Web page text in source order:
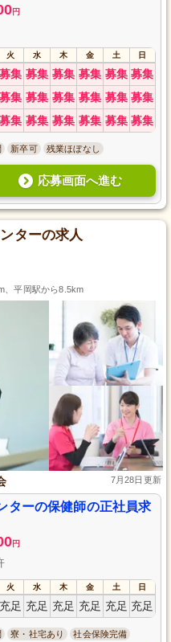
円
火 水 木 金 土 日
募集 募集 募集 募集 募集 募集
募集 募集 募集 募集 募集 募集
募集 募集 募集 募集 募集 募集
新卒可 残業ほぼなし
応募画面へ進む
ターの求人
、平岡駅から8.5km
7月28日更新
ターの保健師の正社員求
円
火 水 木 金 土 日
充足 充足 充足 充足 充足 充足
寮・社宅あり 社会保険完備